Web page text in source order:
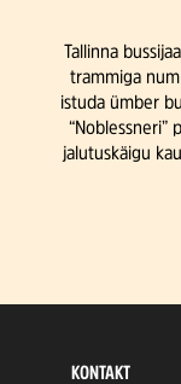
Tallinna
trammiga
istuda ümber
“Noblessneri”
jalutuskäigu
KONTAKT